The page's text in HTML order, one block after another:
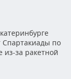
Спартакиады по
из-за ракетной